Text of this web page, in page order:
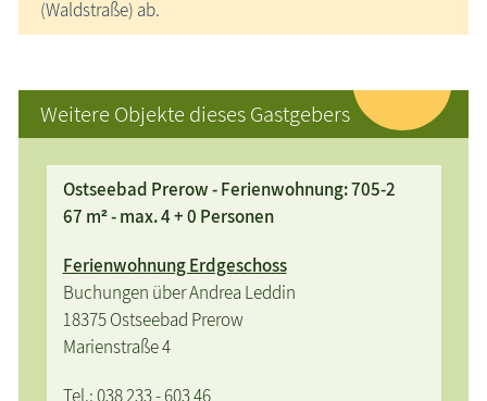
(Waldstraße) ab.
Weitere Objekte dieses Gastgebers
Ostseebad Prerow - Ferienwohnung: 705-2
67 m² - max. 4 + 0 Personen
Ferienwohnung Erdgeschoss
Buchungen über Andrea Leddin
18375 Ostseebad Prerow
Marienstraße 4
Tel.: 038 233 - 603 46